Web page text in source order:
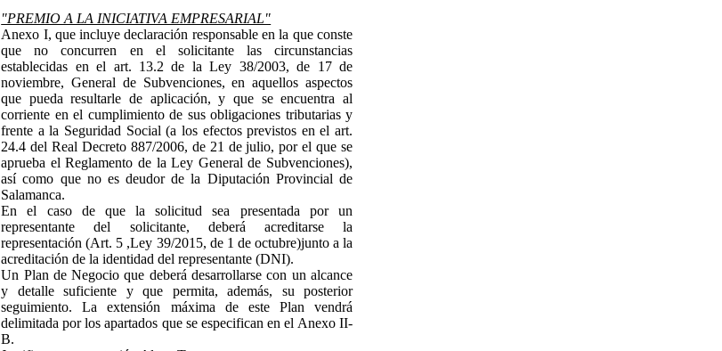
"PREMIO A LA INICIATIVA EMPRESARIAL"
Anexo I, que incluye declaración responsable en la que conste
que no concurren en el solicitante las circunstancias
establecidas en el art. 13.2 de la Ley 38/2003, de 17 de
noviembre, General de Subvenciones, en aquellos aspectos
que pueda resultarle de aplicación, y que se encuentra al
corriente en el cumplimiento de sus obligaciones tributarias y
frente a la Seguridad Social (a los efectos previstos en el art.
24.4 del Real Decreto 887/2006, de 21 de julio, por el que se
aprueba el Reglamento de la Ley General de Subvenciones),
así como que no es deudor de la Diputación Provincial de
Salamanca.
En el caso de que la solicitud sea presentada por un
representante del solicitante, deberá acreditarse la
representación (Art. 5 ,Ley 39/2015, de 1 de octubre)junto a la
acreditación de la identidad del representante (DNI).
Un Plan de Negocio que deberá desarrollarse con un alcance
y detalle suficiente y que permita, además, su posterior
seguimiento. La extensión máxima de este Plan vendrá
delimitada por los apartados que se especifican en el Anexo II-
B.